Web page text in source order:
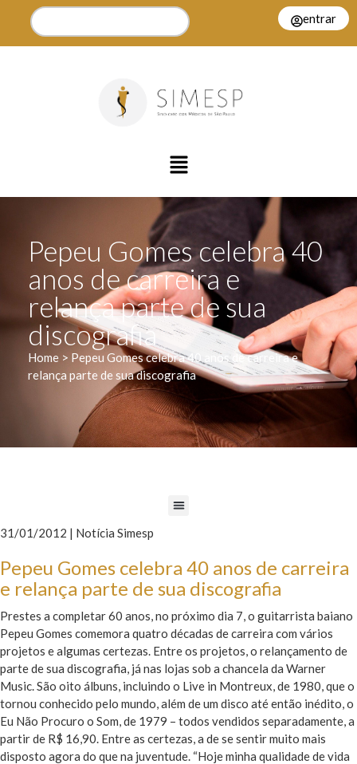
entrar
Pepeu Gomes celebra 40
anos de carreira e
relança parte de sua
discografia
Home > Pepeu Gomes celebra 40 anos de carreira e
relança parte de sua discografia
31/01/2012 | Notícia Simesp
Pepeu Gomes celebra 40 anos de carreira
e relança parte de sua discografia
Prestes a completar 60 anos, no próximo dia 7, o guitarrista baiano
Pepeu Gomes comemora quatro décadas de carreira com vários
projetos e algumas certezas. Entre os projetos, o relançamento de
parte de sua discografia, já nas lojas sob a chancela da Warner
Music. São oito álbuns, incluindo o Live in Montreux, de 1980, que o
tornou conhecido pelo mundo, além de um disco até então inédito, o
Eu Não Procuro o Som, de 1979 – todos vendidos separadamente, a
partir de R$ 16,90. Entre as certezas, a de se sentir muito mais
disposto agora do que na juventude. “Hoje minha qualidade de vida